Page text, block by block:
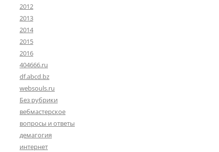
2012
2013
2014
2015
2016
404666.ru
df.abcd.bz
websouls.ru
Без рубрики
вебмастерское
вопросы и ответы
демагогия
интернет